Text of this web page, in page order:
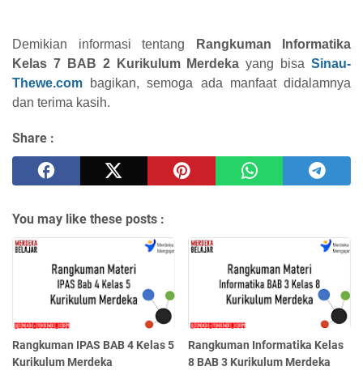
Demikian informasi tentang
Rangkuman Informatika
Kelas 7 BAB 2 Kurikulum Merdeka yang bisa Sinau-
Thewe.com bagikan, semoga ada manfaat didalamnya
dan terima kasih.
Share :
You may like these posts :
Rangkuman IPAS BAB 4 Kelas 5
Kurikulum Merdeka
Rangkuman Informatika Kelas
8 BAB 3 Kurikulum Merdeka